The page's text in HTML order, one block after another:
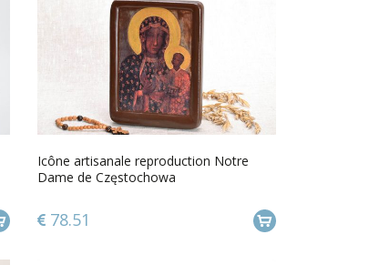
Icône artisanale reproduction Notre
Dame de Częstochowa
78.51